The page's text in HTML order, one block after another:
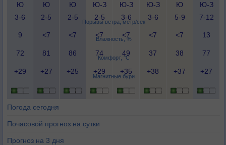
Порывы ветра, метр/сек
Влажность, %
Комфорт, °C
Магнитные бури
Ю
3-6
Ю
2-5
Ю
2-5
Ю-З
2-5
Ю-З
3-6
Ю-З
3-6
Ю
5-9
Ю-З
7-12
9 <7 <7 <7 <7 <7 <7 13
72 81 86 74 49 37 38 77
+29 +27 +25 +29 +35 +38 +37 +27
Погода сегодня
Почасовой прогноз на сутки
Прогноз на 3 дня